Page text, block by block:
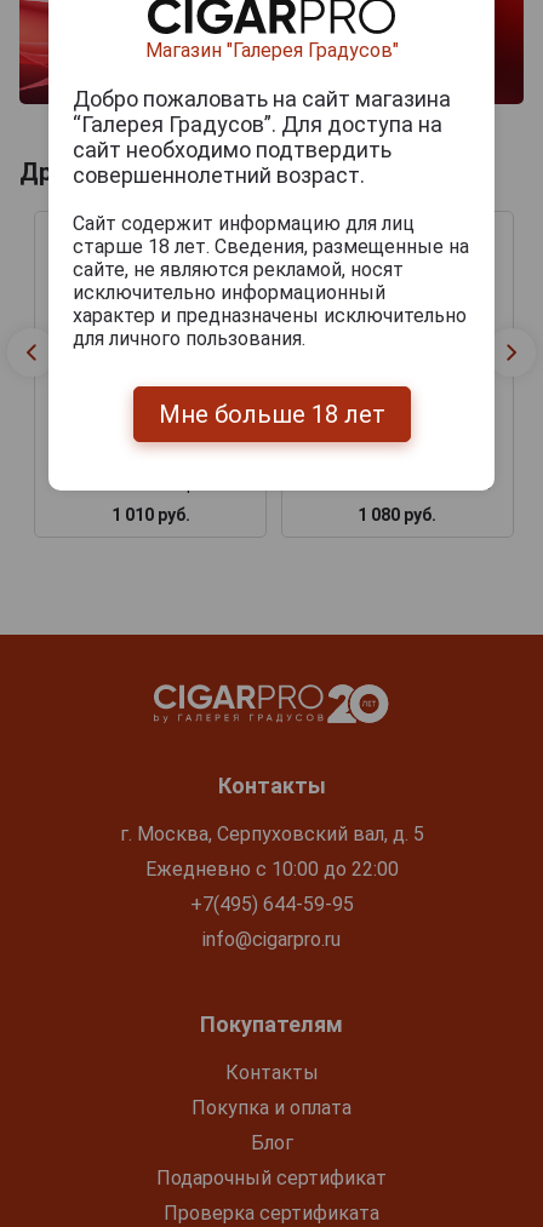
Другие продукты бренда PERDOMO
1 010 руб.
Amber Sun Grown Gordo
1 080 руб.
Контакты
г. Москва, Серпуховский вал, д. 5
Ежедневно с 10:00 до 22:00
+7(495) 644-59-95
info@cigarpro.ru
Покупателям
Контакты
Покупка и оплата
Блог
Подарочный сертификат
Проверка сертификата
Магазин "Галерея Градусов"
Добро пожаловать на сайт магазина
“Галерея Градусов”. Для доступа на
сайт необходимо подтвердить
совершеннолетний возраст.
Сайт содержит информацию для лиц
старше 18 лет. Сведения, размещенные на
сайте, не являются рекламой, носят
исключительно информационный
характер и предназначены исключительно
для личного пользования.
Мне больше 18 лет